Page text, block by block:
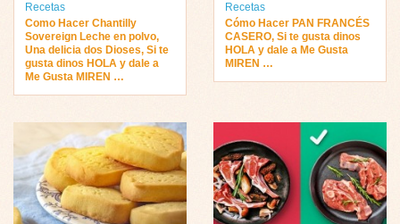
Recetas
Como Hacer Chantilly
Sovereign Leche en polvo,
Una delicia dos Dioses, Si te
gusta dinos HOLA y dale a
Me Gusta MIREN …
Recetas
Cómo Hacer PAN FRANCÉS
CASERO, Si te gusta dinos
HOLA y dale a Me Gusta
MIREN …